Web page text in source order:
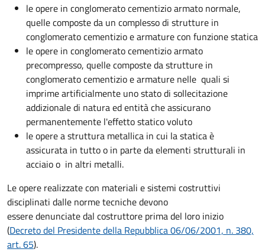
le opere in conglomerato cementizio armato normale,
quelle composte da un complesso di strutture in
conglomerato cementizio e armature con funzione statica
le opere in conglomerato cementizio armato
precompresso, quelle composte da strutture in
conglomerato cementizio e armature nelle quali si
imprime artificialmente uno stato di sollecitazione
addizionale di natura ed entità che assicurano
permanentemente l'effetto statico voluto
le opere a struttura metallica in cui la statica è
assicurata in tutto o in parte da elementi strutturali in
acciaio o in altri metalli.
Le opere realizzate con materiali e sistemi costruttivi
disciplinati dalle norme tecniche devono
essere denunciate dal costruttore prima del loro inizio
(Decreto del Presidente della Repubblica 06/06/2001, n. 380,
art. 65).